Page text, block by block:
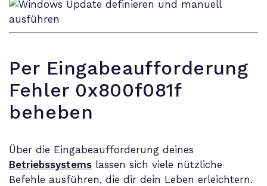
Per Eingabeaufforderung
Fehler 0x800f081f
beheben
Über die Eingabeaufforderung deines
Betriebssystems lassen sich viele nützliche
Befehle ausführen, die dir dein Leben erleichtern.